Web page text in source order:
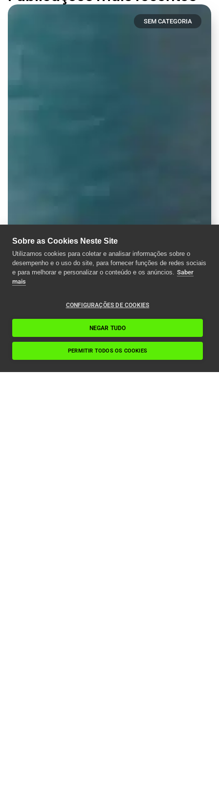
SEM CATEGORIA
Sobre as Cookies Neste Site
Utilizamos cookies para coletar e analisar informações sobre o
desempenho e o uso do site, para fornecer funções de redes sociais
e para melhorar e personalizar o conteúdo e os anúncios. Saber
mais
CONFIGURAÇÕES DE COOKIES
NEGAR TUDO
PERMITIR TODOS OS COOKIES